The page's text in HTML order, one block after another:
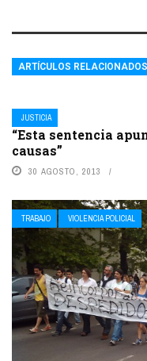
ARTÍCULOS RELACIONADOS
JUSTICIA
“Esta sentencia
causas”
30 AGOSTO, 2013
TRABAJO VIOLENCIA POLICIAL